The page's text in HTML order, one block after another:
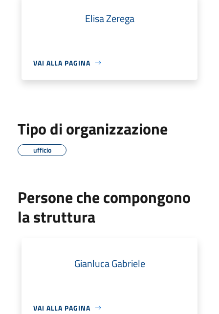
Elisa Zerega
VAI ALLA PAGINA
Tipo di organizzazione
ufficio
Persone che compongono
la struttura
Gianluca Gabriele
VAI ALLA PAGINA